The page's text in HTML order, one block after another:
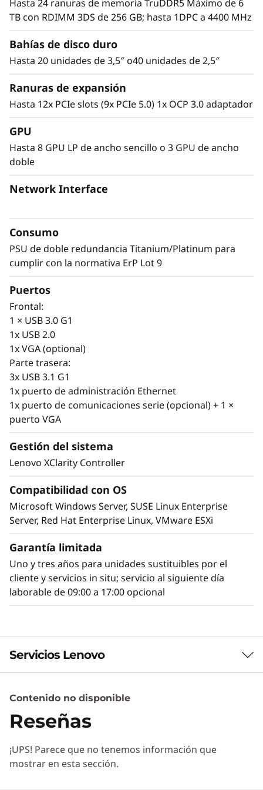
velocidad de E/S y varias opciones de unidad,
cargas de trabajo complejas de la actualidad y
el futuro.
Diseño versátil
infraestructura de TI cambiante. Es necesario
disponer de servidores ágiles que puedan
modificarse fácilmente a medida que cambian
SR665 V3 está diseñado para tener
compatibilidad con su infraestructura actual y
escalarse fácilmente para las cargas de trabajo
de nueva generación. Seleccione sus unidades
entre SAS/SATA, NVMe y AnyBay™, en función
de intercambio dinámico y software de
administración de almacenamiento XClarity, y
diseño versátil no se detiene en el
almacenamiento, SR665 V3 ofrece
compatibilidad para DDR5 con ECC y varias
necesidades en cuanto a gráficos, velocidad y
presupuesto.
Próximo nivel de administración y
Hasta 24 ranuras de memoria TruDDR5 Máximo de 6
TB con RDIMM 3DS de 256 GB; hasta 1DPC a 4400 MHz
Bahías de disco duro
Hasta 20 unidades de 3,5″ o40 unidades de 2,5″
Ranuras de expansión
Hasta 12x PCIe slots (9x PCIe 5.0) 1x OCP 3.0 adaptador
GPU
Hasta 8 GPU LP de ancho sencillo o 3 GPU de ancho
doble
Network Interface
Consumo
PSU de doble redundancia Titanium/Platinum para
cumplir con la normativa ErP Lot 9
Puertos
Frontal:
1 × USB 3.0 G1
1x USB 2.0
1x VGA (optional)
Parte trasera:
3x USB 3.1 G1
1x puerto de administración Ethernet
1x puerto de comunicaciones serie (opcional) + 1 ×
puerto VGA
Gestión del sistema
Lenovo XClarity Controller
Compatibilidad con OS
Microsoft Windows Server, SUSE Linux Enterprise
Server, Red Hat Enterprise Linux, VMware ESXi
Garantía limitada
Uno y tres años para unidades sustituibles por el
cliente y servicios in situ; servicio al siguiente día
laborable de 09:00 a 17:00 opcional
Servicios Lenovo
Servicios de Soluciones
Diseñe la mejor estrategia para su empresa.
correcta para sus exclusivas necesidades
empresariales.
Contenido no disponible
Reseñas
¡UPS! Parece que no tenemos información que
mostrar en esta sección.